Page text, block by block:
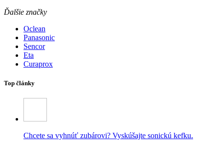
Ďalšie značky
Oclean
Panasonic
Sencor
Eta
Curaprox
Top články
Chcete sa vyhnúť zubárovi? Vyskúšajte sonickú kefku.